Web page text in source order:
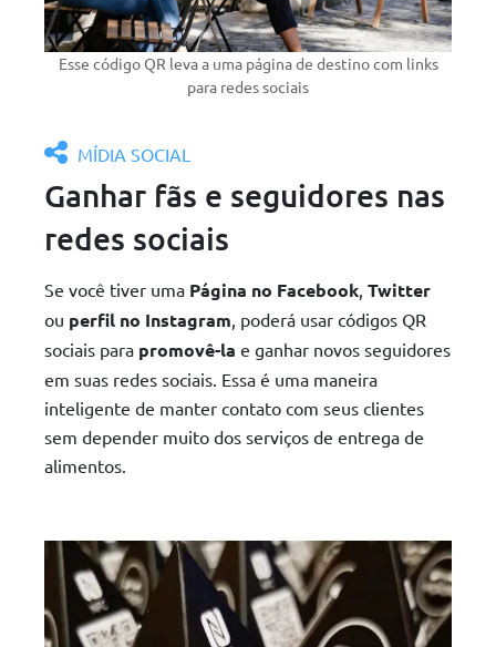
MÍDIA SOCIAL
Ganhar fãs e seguidores nas
redes sociais
Se você tiver uma Página no Facebook Twitter
ou perfil no Instagram , poderá usar códigos QR
sociais para promovê-la e ganhar novos seguidores
em suas redes sociais. Essa é uma maneira
inteligente de manter contato com seus clientes
sem depender muito dos serviços de entrega de
alimentos.
Esse código QR leva a uma página de destino com links
para redes sociais